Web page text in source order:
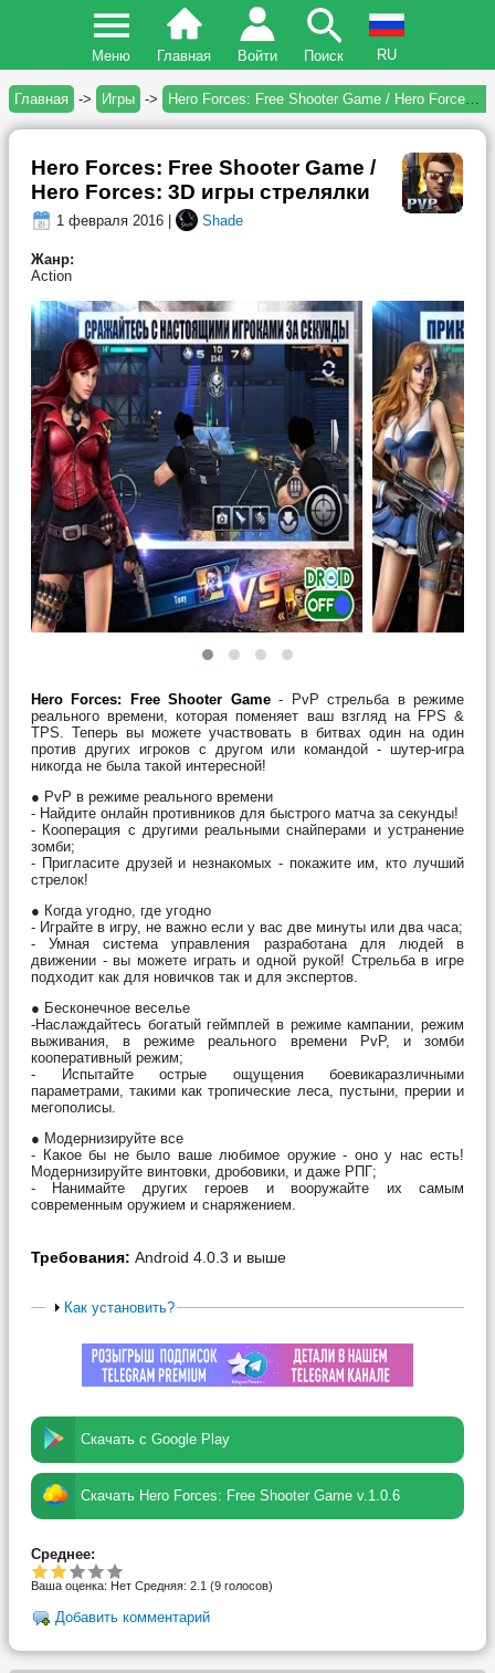
Меню Главная Войти Поиск RU
Главная -> Игры -> Hero Forces: Free Shooter Game / Hero Forces: 3D игры стрелялки
Hero Forces: Free Shooter Game /
Hero Forces: 3D игры стрелялки
1 февраля 2016 | Shade
Жанр:
Action
Hero Forces: Free Shooter Game- PvP стрельба в режиме
реального времени, которая поменяет ваш взгляд на FPS &
TPS. Теперь вы можете участвовать в битвах один на один
против других игроков с другом или командой - шутер-игра
никогда не была такой интересной!
● PvP в режиме реального времени
- Найдите онлайн противников для быстрого матча за секунды!
- Кооперация с другими реальными снайперами и устранение
зомби;
- Пригласите друзей и незнакомых - покажите им, кто лучший
стрелок!
● Когда угодно, где угодно
- Играйте в игру, не важно если у вас две минуты или два часа;
- Умная система управления разработана для людей в
движении - вы можете играть и одной рукой! Стрельба в игре
подходит как для новичков так и для экспертов.
● Бесконечное веселье
-Наслаждайтесь богатый геймплей в режиме кампании, режим
выживания, в режиме реального времени PvP, и зомби
кооперативный режим;
- Испытайте острые ощущения боевикаразличными
параметрами, такими как тропические леса, пустыни, прерии и
мегополисы.
● Модернизируйте все
- Какое бы не было ваше любимое оружие - оно у нас есть!
Модернизируйте винтовки, дробовики, и даже РПГ;
- Нанимайте других героев и вооружайте их самым
современным оружием и снаряжением.
Требования: Android 4.0.3 и выше
Как установить?
Скачать с Google Play
Скачать Hero Forces: Free Shooter Game v.1.0.6
Среднее:
Ваша оценка: Нет Средняя: 2.1 (9 голосов)
Добавить комментарий